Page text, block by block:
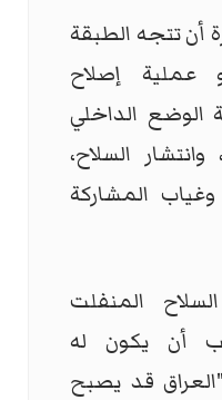
أن تتجه الطبقة
عملية إصلاح
الداخلي
السلاح،
المشاركة
المنفلت
أن يكون له
قد يصبح